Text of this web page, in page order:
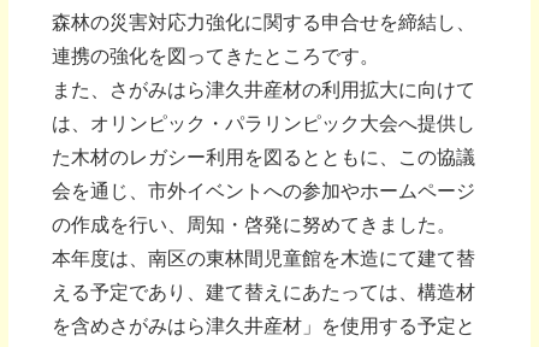
森林の災害対応力強化に関する申合せを締結し、
連携の強化を図ってきたところです。
また、さがみはら津久井産材の利用拡大に向けて
は、オリンピック・パラリンピック大会へ提供し
た木材のレガシー利用を図るとともに、この協議
会を通じ、市外イベントへの参加やホームページ
の作成を行い、周知・啓発に努めてきました。
本年度は、南区の東林間児童館を木造にて建て替
える予定であり、建て替えにあたっては、構造材
を含めさがみはら津久井産材」を使用する予定と